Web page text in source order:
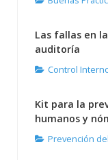
Las fallas en
auditoría
Control
Kit para la
humanos y
Prevención